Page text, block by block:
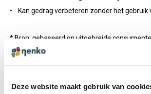
Deze website maakt gebruik van
• Kan gedrag verbeteren zonder het gebruik
* Bron: gebaseerd op uitgebreide
AFEDAZ- en UNAMIQO-studie uit 2018; Wall,